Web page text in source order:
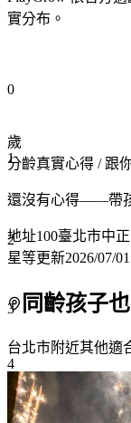
實分布。
0
1
2
3
4
5
歲
分齡真實心得 / 跟
還沒有心得——帶
地址100臺北市中
星等更新2026/07/01
同齡孩子
台北市附近其他適